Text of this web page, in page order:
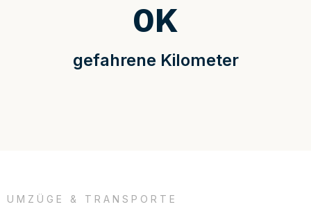
gefahrene Kilometer
0K
UMZÜGE & TRANSPORTE